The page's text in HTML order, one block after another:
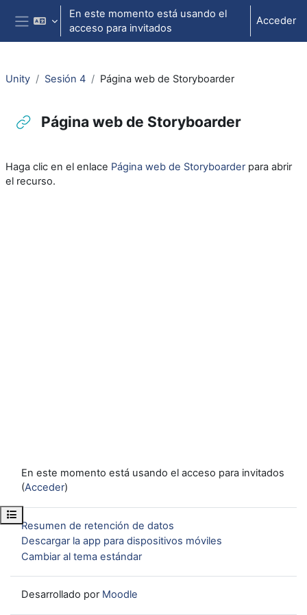
Salta al contenido principal
Panel lateral
En este momento está usando el
acceso para invitados
Acceder
Abrir índice del curso
Unity Sesión 4 Página web de Storyboarder
Página web de Storyboarder
Haga clic en el enlace Página web de Storyboarderpara abrir
el recurso.
En este momento está usando el acceso para invitados
(Acceder)
Resumen de retención de datos
Descargar la app para dispositivos móviles
Cambiar al tema estándar
Desarrollado por Moodle